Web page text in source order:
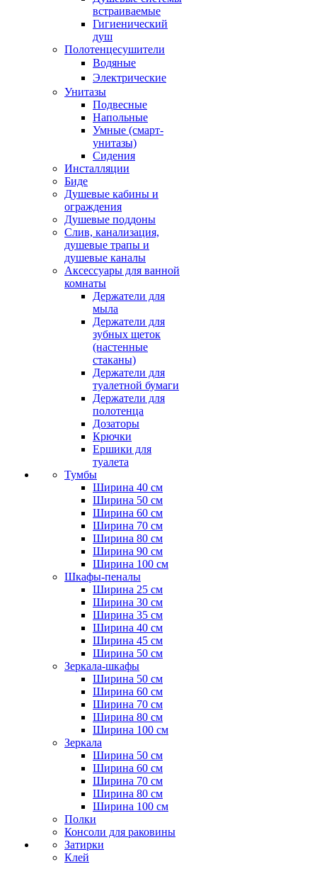
встраиваемые
Гигиенический
душ
Полотенцесушители
ㅤВодяные
ㅤЭлектрические
Унитазы
Подвесные
Напольные
Умные (смарт-
унитазы)
Сидения
Инсталляции
Биде
Душевые кабины и
ограждения
Душевые поддоны
Слив, канализация,
душевые трапы и
душевые каналы
Аксессуары для ванной
комнаты
Держатели для
мыла
Держатели для
зубных щеток
(настенные
стаканы)
Держатели для
туалетной бумаги
Держатели для
полотенца
Дозаторы
Крючки
Ершики для
туалета
Тумбы
Ширина 40 см
Ширина 50 см
Ширина 60 см
Ширина 70 см
Ширина 80 см
Ширина 90 см
Ширина 100 см
Шкафы-пеналы
Ширина 25 см
Ширина 30 см
Ширина 35 см
Ширина 40 см
Ширина 45 см
Ширина 50 см
Зеркала-шкафы
Ширина 50 см
Ширина 60 см
Ширина 70 см
Ширина 80 см
Ширина 100 см
Зеркала
Ширина 50 см
Ширина 60 см
Ширина 70 см
Ширина 80 см
Ширина 100 см
Полки
Консоли для раковины
Затирки
Клей